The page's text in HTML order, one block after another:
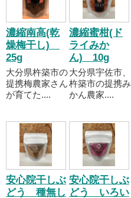
濃縮南高(乾
燥梅干し)
25g
大分県杵築市の
提携梅農家さん
が育てた....
濃縮蜜柑(ド
ライみか
ん) 10g
大分県宇佐市、
杵築市の提携み
かん農家....
安心院干しぶ
どう 種無し
安心院干しぶ
どう いろい